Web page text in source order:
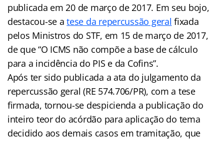
publicada em 20 de março de 2017. Em seu bojo,
destacou-se atese da repercussão geral fixada
pelos Ministros do STF, em 15 de março de 2017,
de que “O ICMS não compõe a base de cálculo
para a incidência do PIS e da Cofins”.
Após ter sido publicada a ata do julgamento da
repercussão geral (RE 574.706/PR), com a tese
firmada, tornou-se despicienda a publicação do
inteiro teor do acórdão para aplicação do tema
decidido aos demais casos em tramitação, que